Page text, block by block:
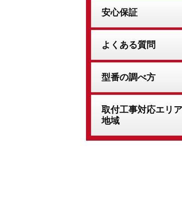
安心保証
よくある質問
型番の調べ方
取付工事対応エリア
地域